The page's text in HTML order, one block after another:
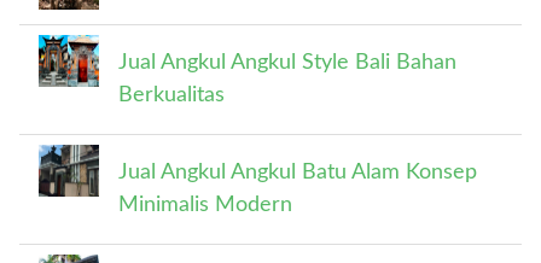
Jual Angkul Angkul Style Bali Bahan
Berkualitas
Jual Angkul Angkul Batu Alam Konsep
Minimalis Modern